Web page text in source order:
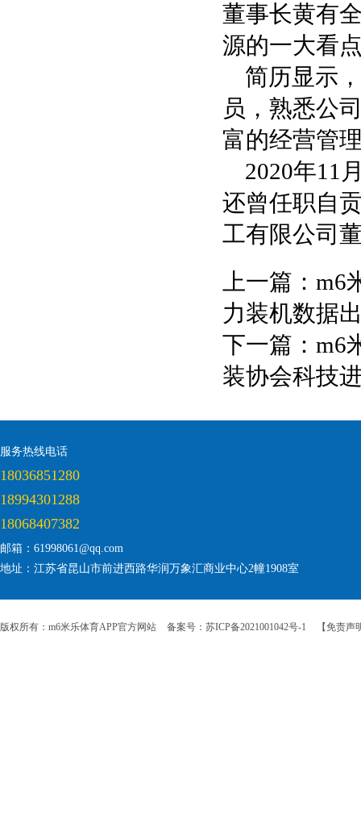
董事长黄有
源的一大看
简历显示
员，熟悉公
富的经营管
2020年11
还曾任职自
工有限公司
上一篇： m6
力装机数据
下一篇： m6
装协会科技
服务热线电话
18036851280
18994301288
18068407382
邮箱：61998061@qq.com
地址：江苏省昆山市前进西路华润万象汇商业中心2幢1908室
版权所有：m6米乐体育APP官方网站 备案号：苏ICP备2021001042号-1 【免责声